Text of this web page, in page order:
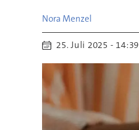
Nora Menzel
25. Juli 2025 - 14:39